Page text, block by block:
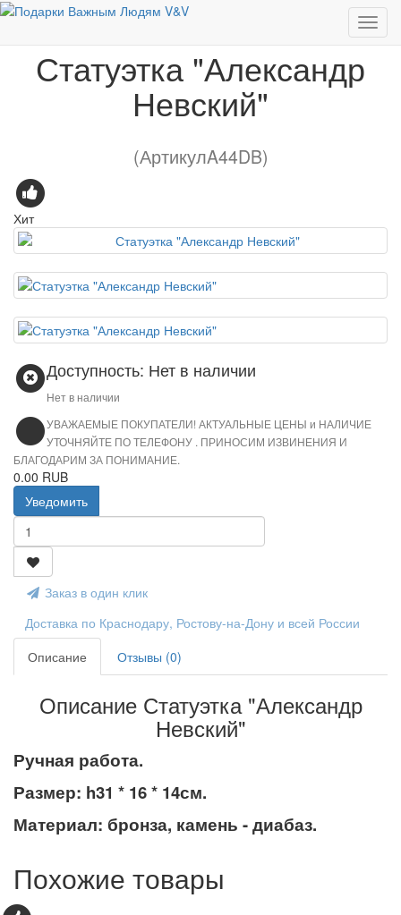
Статуэтка "Александр Невский"
Статуэтка "Александр
Невский"
(АртикулA44DB)
Хит
Доступность: Нет в наличии
Нет в наличии
УВАЖАЕМЫЕ ПОКУПАТЕЛИ! АКТУАЛЬНЫЕ ЦЕНЫ и НАЛИЧИЕ
УТОЧНЯЙТЕ ПО ТЕЛЕФОНУ . ПРИНОСИМ ИЗВИНЕНИЯ И
БЛАГОДАРИМ ЗА ПОНИМАНИЕ.
0.00 RUB
Уведомить
Заказ в один клик
Доставка по Краснодару, Ростову-на-Дону и всей России
Описание
Отзывы (0)
Описание Статуэтка "Александр
Невский"
Ручная работа.
Размер: h31 * 16 * 14см.
Материал: бронза, камень - диабаз.
Похожие товары